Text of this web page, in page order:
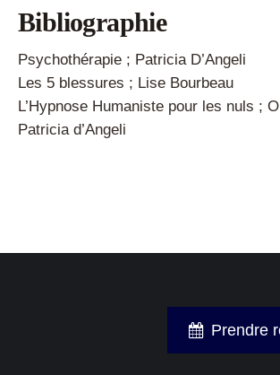
Bibliographie
Psychothérapie ; Patricia D’Angeli
Les 5 blessures ; Lise Bourbeau
L’Hypnose Humaniste pour les nuls ;
Patricia d’Angeli
Prendre